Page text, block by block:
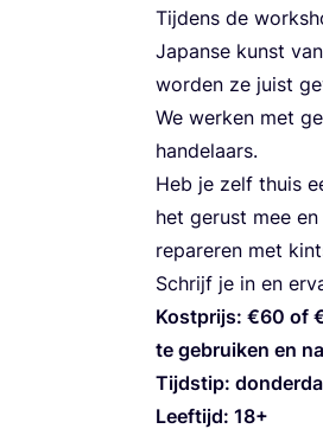
Tij­dens de
Japan­se kunst
wor­den ze juist
We wer­ken met
handelaars.
Heb je zelf thuis
het gerust mee
repa­re­ren met
Schrijf je in en
Kost­prijs: €60 of
te gebrui­ken en
Tijd­stip:
Leef­tijd: 18+